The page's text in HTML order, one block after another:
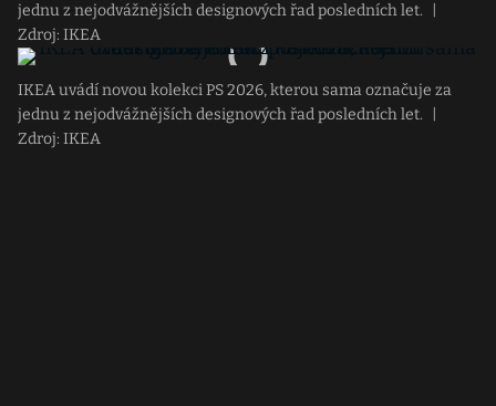
jednu z nejodvážnějších designových řad posledních let.
Zdroj: IKEA
IKEA uvádí novou kolekci PS 2026, kterou sama označuje za
jednu z nejodvážnějších designových řad posledních let.
Zdroj: IKEA